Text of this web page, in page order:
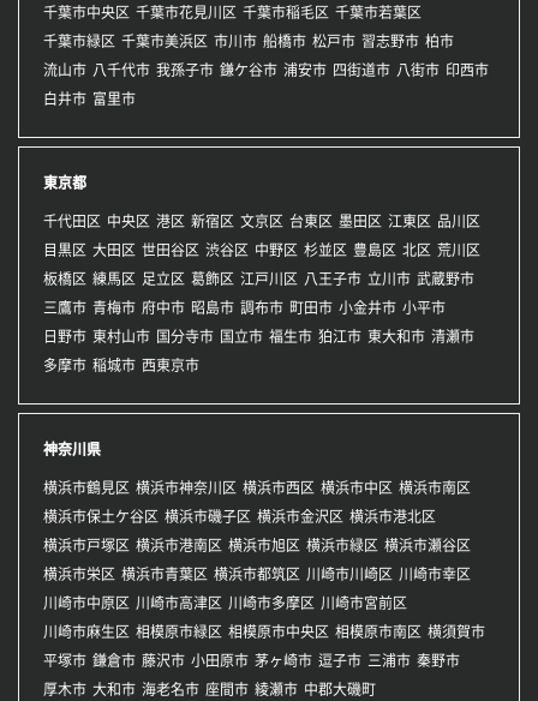
千葉市中央区 千葉市花見川区 千葉市稲毛区 千葉市若葉区
千葉市緑区 千葉市美浜区 市川市 船橋市 松戸市 習志野市 柏市
流山市 八千代市 我孫子市 鎌ケ谷市 浦安市 四街道市 八街市 印西市
白井市 富里市
東京都
千代田区 中央区 港区 新宿区 文京区 台東区 墨田区 江東区 品川区
目黒区 大田区 世田谷区 渋谷区 中野区 杉並区 豊島区 北区 荒川区
板橋区 練馬区 足立区 葛飾区 江戸川区 八王子市 立川市 武蔵野市
三鷹市 青梅市 府中市 昭島市 調布市 町田市 小金井市 小平市
日野市 東村山市 国分寺市 国立市 福生市 狛江市 東大和市 清瀬市
多摩市 稲城市 西東京市
神奈川県
横浜市鶴見区 横浜市神奈川区 横浜市西区 横浜市中区 横浜市南区
横浜市保土ケ谷区 横浜市磯子区 横浜市金沢区 横浜市港北区
横浜市戸塚区 横浜市港南区 横浜市旭区 横浜市緑区 横浜市瀬谷区
横浜市栄区 横浜市青葉区 横浜市都筑区 川崎市川崎区 川崎市幸区
川崎市中原区 川崎市高津区 川崎市多摩区 川崎市宮前区
川崎市麻生区 相模原市緑区 相模原市中央区 相模原市南区 横須賀市
平塚市 鎌倉市 藤沢市 小田原市 茅ヶ崎市 逗子市 三浦市 秦野市
厚木市 大和市 海老名市 座間市 綾瀬市 中郡大磯町